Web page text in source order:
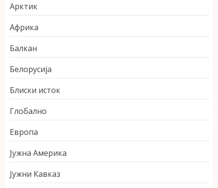
Арктик
Африка
Балкан
Белорусија
Блиски исток
Глобално
Европа
Јужна Америка
Јужни Кавказ